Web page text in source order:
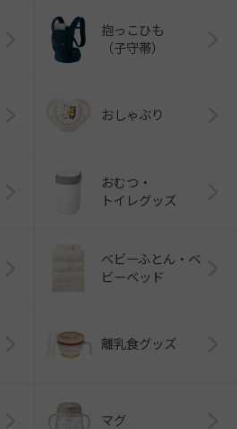
抱っこひも
（子守帯）
おしゃぶり
おむつ・
トイレグッズ
ベビーふとん・ベ
ビーベッド
離乳食グッズ
マグ